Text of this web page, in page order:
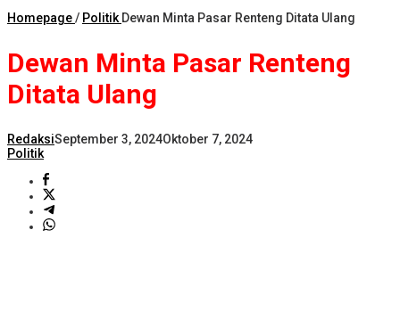
Homepage/ Politik Dewan Minta Pasar Renteng Ditata Ulang
Dewan Minta Pasar Renteng
Ditata Ulang
RedaksiSeptember 3, 2024Oktober 7, 2024
Politik